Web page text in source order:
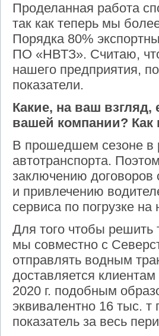
Проделанная работа
так как теперь мы
Порядка 80%
ПО «НВТЗ». Считаю,
нашего предприятия,
показатели.
Какие, на ваш взгляд,
вашей компании? Как
В прошедшем сезоне в
автотранспорта.
заключению
и привлечению
сервиса по погрузке
Для того чтобы решить
мы совместно с
отправлять водным
доставляется
2020 г. подобным
эквивалентно 16 тыс.
показатель за весь